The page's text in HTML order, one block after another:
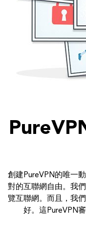
創建PureVPN的唯一
對的互聯網自由。我
覽互聯網。而且，我
好。這PureVPN